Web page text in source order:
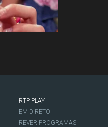
RTP PLAY
EM DIRETO
REVER PROGRAMAS